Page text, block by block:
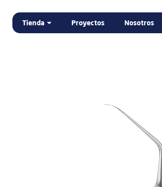
LABORATORIO DENTAL
Tienda Proyectos Nosotros